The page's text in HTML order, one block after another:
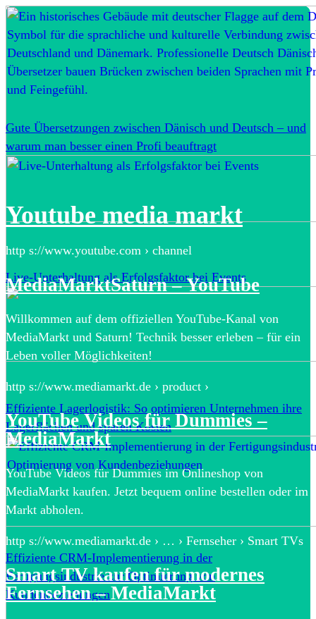
Gute Übersetzungen zwischen Dänisch und Deutsch – und
warum man besser einen Profi beauftragt
Live-Unterhaltung als Erfolgsfaktor bei Events
Effiziente Lagerlogistik: So optimieren Unternehmen ihre
Lagerflächen und sparen Kosten
Effiziente CRM-Implementierung in der
Fertigungsindustrie zur Optimierung von
Kundenbeziehungen
Youtube media markt
http s://www.youtube.com › channel
MediaMarktSaturn – YouTube
Willkommen auf dem offiziellen YouTube-Kanal von
MediaMarkt und Saturn! Technik besser erleben – für ein
Leben voller Möglichkeiten!
http s://www.mediamarkt.de › product ›
YouTube Videos für Dummies –
MediaMarkt
YouTube Videos für Dummies im Onlineshop von
MediaMarkt kaufen. Jetzt bequem online bestellen oder im
Markt abholen.
http s://www.mediamarkt.de › … › Fernseher › Smart TVs
Smart TV kaufen für modernes
Fernsehen – MediaMarkt